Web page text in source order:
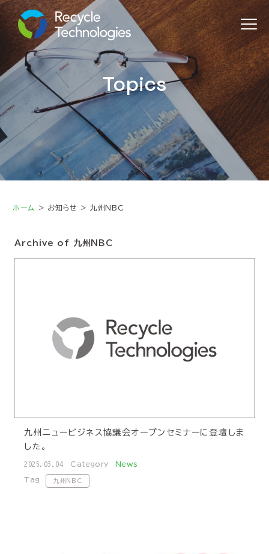
Topics
ホーム お知らせ 九州NBC
Archive of 九州NBC
九州ニュービジネス協議会オープンセミナーに登壇しま
した。
2025.03.04 Category News
Tag 九州NBC